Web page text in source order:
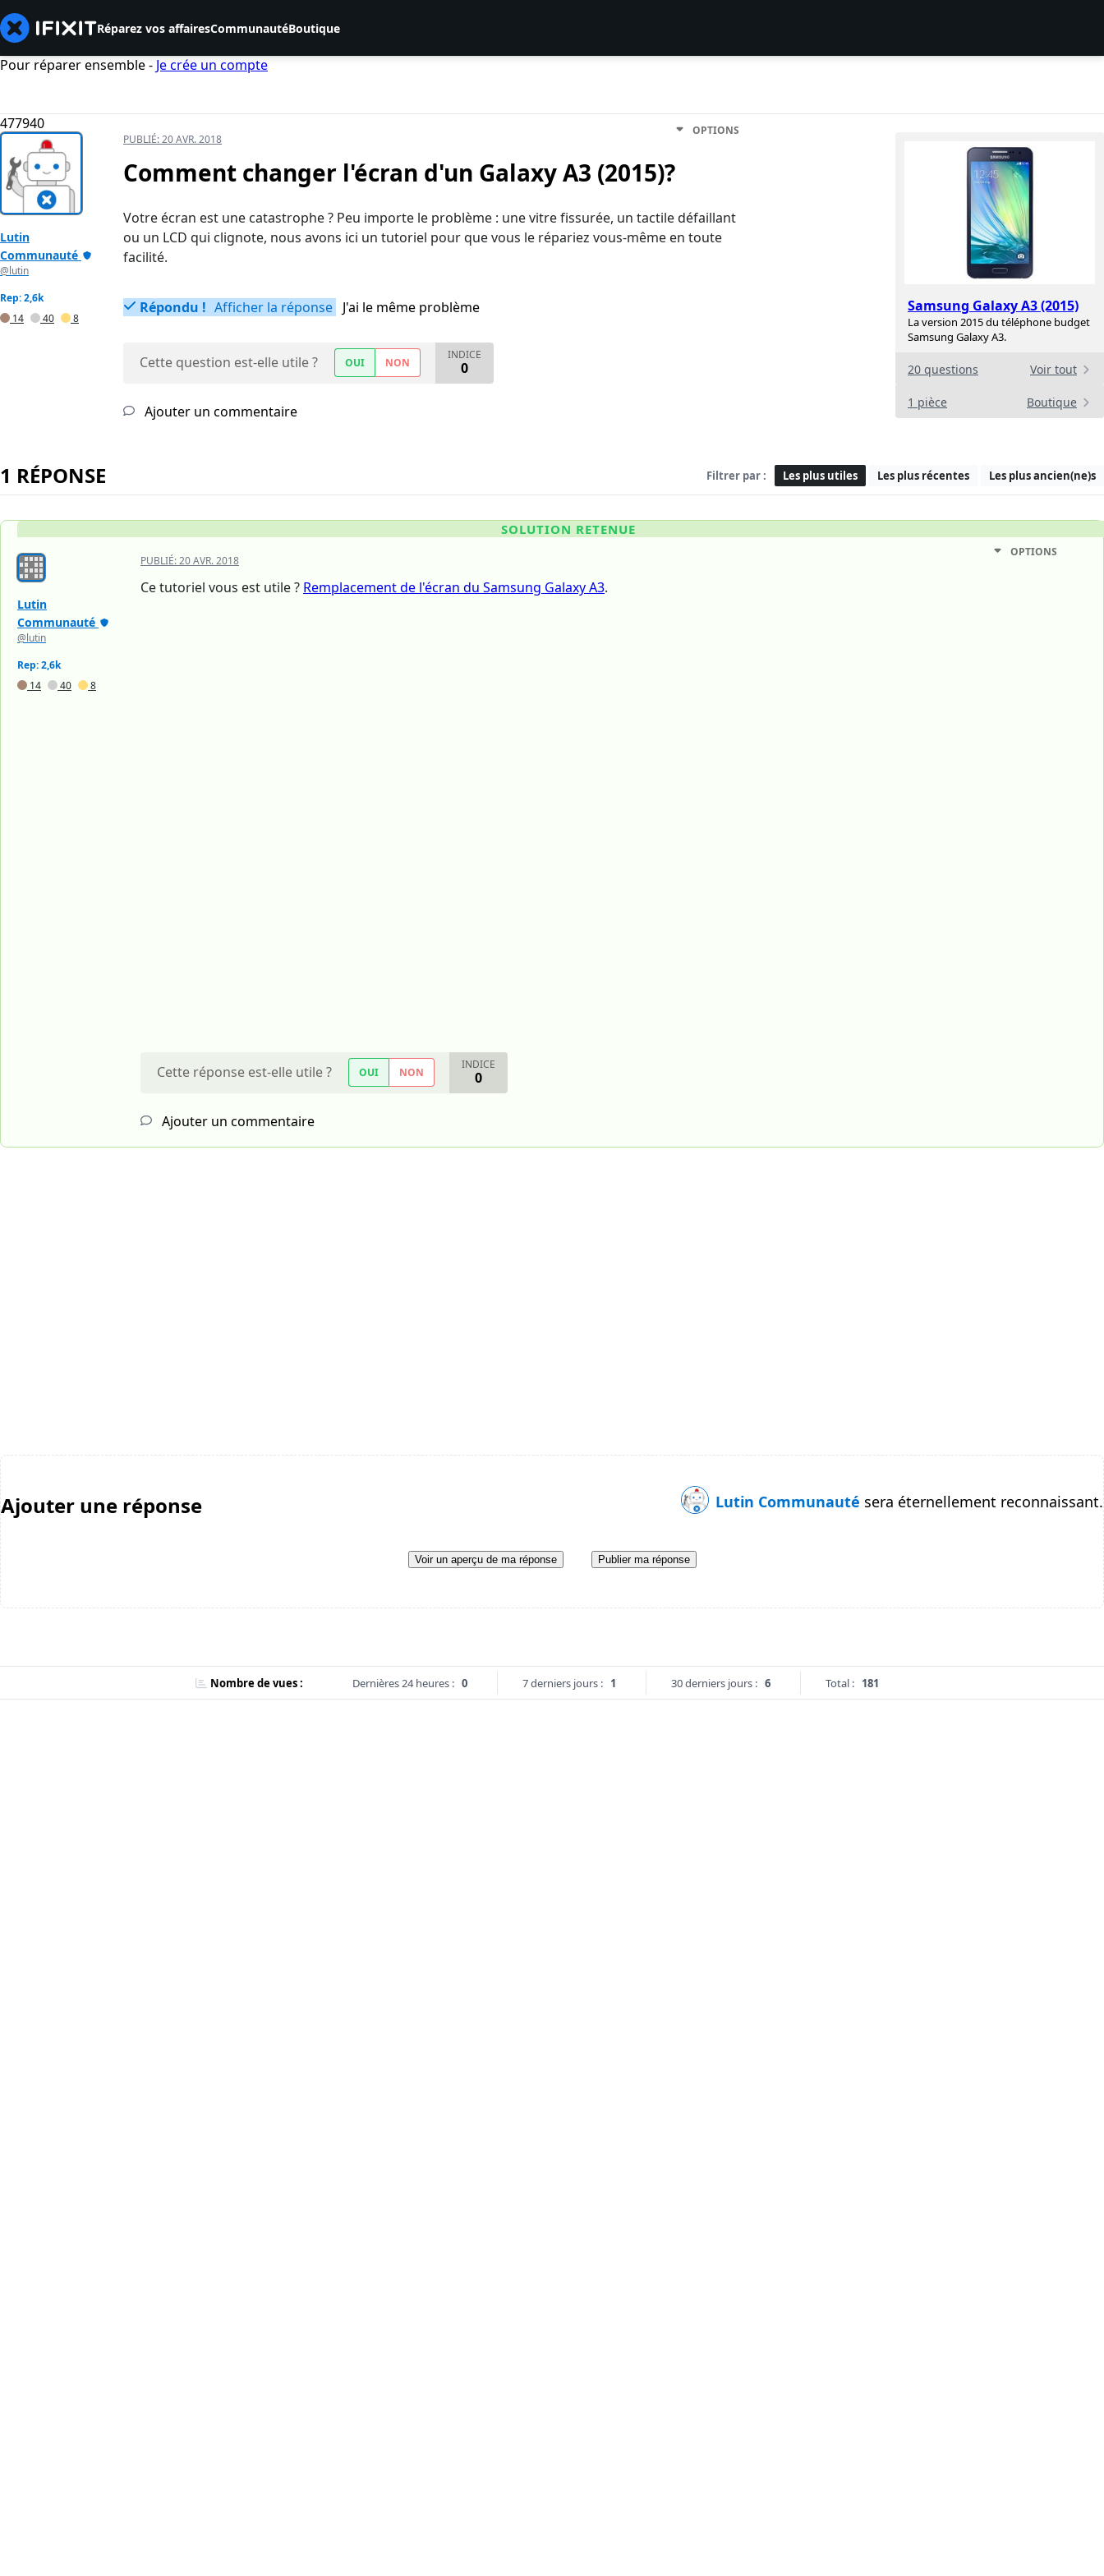
Réparez vos affairesCommunautéBoutique
Pour réparer ensemble - Je crée un compte
477940
Samsung Galaxy A3 (2015)
La version 2015 du téléphone budget
Samsung Galaxy A3.
20 questions Voir tout
1 pièce Boutique
Lutin
Communauté
@lutin
Rep: 2,6k
14
40 8
PUBLIÉ:20 AVR. 2018
OPTIONS
Comment changer l'écran d'un Galaxy A3 (2015)?
Votre écran est une catastrophe ? Peu importe le problème : une vitre fissurée, un tactile défaillant
ou un LCD qui clignote, nous avons ici un tutoriel pour que vous le répariez vous-même en toute
facilité.
Répondu ! Afficher la réponse J'ai le même problème
Cette question est-elle utile ? OUI NON
INDICE
0
Ajouter un commentaire
1 RÉPONSE Filtrer par : Les plus utiles Les plus récentes Les plus ancien(ne)s
SOLUTION RETENUE
Lutin
Communauté
@lutin
Rep: 2,6k
14
40 8
PUBLIÉ:20 AVR. 2018
OPTIONS
Ce tutoriel vous est utile ? Remplacement de l'écran du Samsung Galaxy A3.
Cette réponse est-elle utile ? OUI NON
INDICE
0
Ajouter un commentaire
Ajouter une réponse Lutin Communauté sera éternellement reconnaissant.
Voir un aperçu de ma réponse Publier ma réponse
Nombre de vues : Dernières 24 heures : 0 7 derniers jours : 1 30 derniers jours : 6 Total : 181